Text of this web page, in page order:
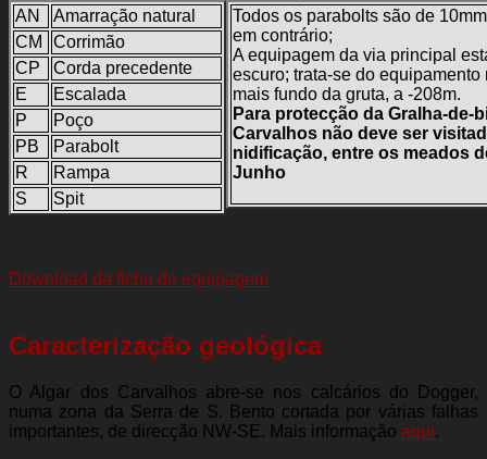
AN
Amarração natural
CM
Corrimão
CP
Corda precedente
E
Escalada
P
Poço
PB
Parabolt
R
Rampa
S
Spit
Todos os parabolts são de
em contrário;
A equipagem da via principal
escuro; trata-se do
mais fundo da gruta, a -208m.
Para protecção da Gralha-de-
Carvalhos não deve ser
nidificação, entre os meados
Junho
Download da ficha de equipagem
Caracterização geológica
O Algar dos Carvalhos abre-se nos calcários do Dogger,
numa zona da Serra de S. Bento cortada por várias falhas
importantes, de direcção NW-SE. Mais informação aqui.